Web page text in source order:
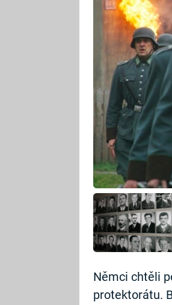
Němci chtěli
protektorátu.